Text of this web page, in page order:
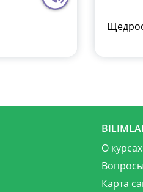
О курсах
Карта